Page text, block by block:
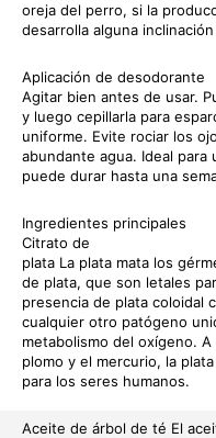
oreja del perro, si la
desarrolla alguna
Aplicación de desodorante
Agitar bien antes de usar.
y luego cepillarla para
uniforme. Evite rociar los
abundante agua. Ideal
puede durar hasta una
Ingredientes principales
Citrato de
plata La plata mata los
de plata, que son letales
presencia de plata coloidal
cualquier otro patógeno
metabolismo del oxígeno.
plomo y el mercurio, la
para los seres humanos.
Aceite de árbol de té El